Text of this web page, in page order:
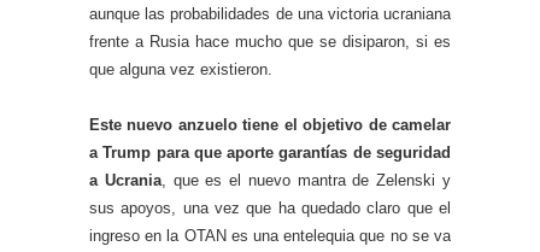
aunque las probabilidades de una victoria ucraniana
frente a Rusia hace mucho que se disiparon, si es
que alguna vez existieron.
Este nuevo anzuelo tiene el objetivo de camelar
a Trump para que aporte garantías de seguridad
a Ucrania, que es el nuevo mantra de Zelenski y
sus apoyos, una vez que ha quedado claro que el
ingreso en la OTAN es una entelequia que no se va